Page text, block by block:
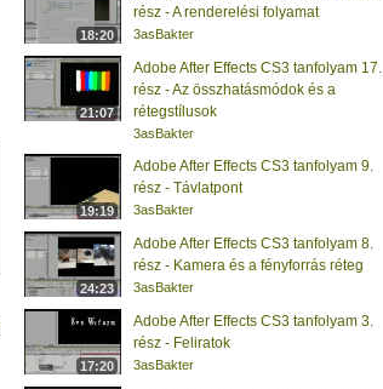
18:20
rész - A renderelési folyamat
3asBakter
21:07
Adobe After Effects CS3 tanfolyam 17.
rész - Az összhatásmódok és a
rétegstílusok
3asBakter
19:19
Adobe After Effects CS3 tanfolyam 9.
rész - Távlatpont
3asBakter
24:23
Adobe After Effects CS3 tanfolyam 8.
rész - Kamera és a fényforrás réteg
3asBakter
17:20
Adobe After Effects CS3 tanfolyam 3.
rész - Feliratok
3asBakter